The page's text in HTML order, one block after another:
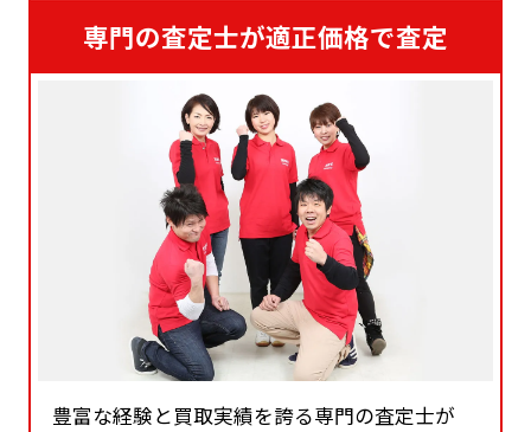
専門の査定士が適正価格で査定
豊富な経験と買取実績を誇る専門の査定士が